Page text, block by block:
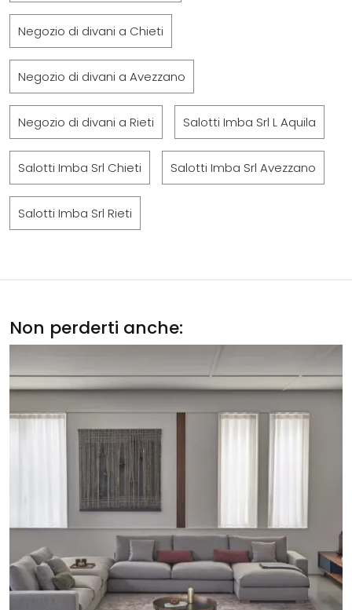
Negozio di divani a Chieti
Negozio di divani a Avezzano
Negozio di divani a Rieti Salotti Imba Srl L Aquila
Salotti Imba Srl Chieti Salotti Imba Srl Avezzano
Salotti Imba Srl Rieti
Non perderti anche: